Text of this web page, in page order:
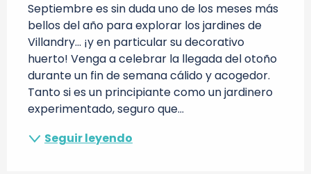
Septiembre es sin duda uno de los meses más
bellos del año para explorar los jardines de
Villandry... ¡y en particular su decorativo
huerto! Venga a celebrar la llegada del otoño
durante un fin de semana cálido y acogedor.
Tanto si es un principiante como un jardinero
experimentado, seguro que...
Seguir leyendo